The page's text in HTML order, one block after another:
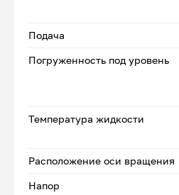
Подача
Погруженность под уровень
Температура жидкости
Расположение оси вращения
Напор